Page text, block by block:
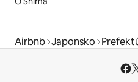
Airbnb Japonsko